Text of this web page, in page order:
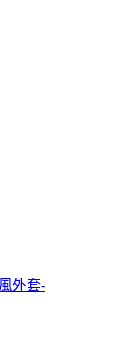
外套-